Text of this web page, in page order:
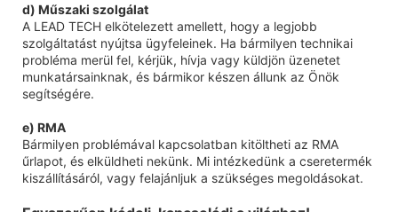
d) Műszaki szolgálat
A LEAD TECH elkötelezett amellett, hogy a legjobb
szolgáltatást nyújtsa ügyfeleinek. Ha bármilyen technikai
probléma merül fel, kérjük, hívja vagy küldjön üzenetet
munkatársainknak, és bármikor készen állunk az Önök
segítségére.
e) RMA
Bármilyen problémával kapcsolatban kitöltheti az RMA
űrlapot, és elküldheti nekünk. Mi intézkedünk a cseretermék
kiszállításáról, vagy felajánljuk a szükséges megoldásokat.